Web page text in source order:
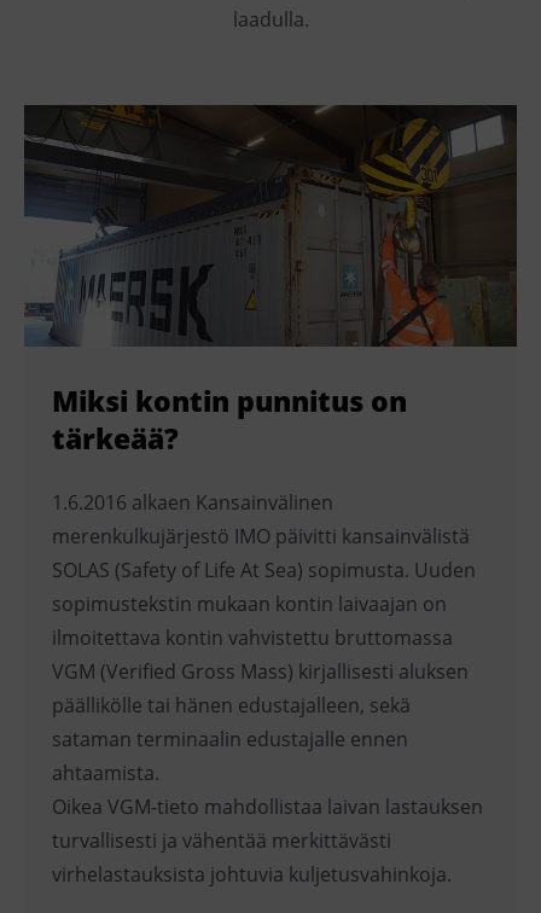
laadulla.
Miksi kontin punnitus on
tärkeää?
1.6.2016 alkaen Kansainvälinen
merenkulkujärjestö IMO päivitti kansainvälistä
SOLAS (Safety of Life At Sea) sopimusta. Uuden
sopimustekstin mukaan kontin laivaajan on
ilmoitettava kontin vahvistettu bruttomassa
VGM (Verified Gross Mass) kirjallisesti aluksen
päällikölle tai hänen edustajalleen, sekä
sataman terminaalin edustajalle ennen
ahtaamista.
Oikea VGM-tieto mahdollistaa laivan lastauksen
turvallisesti ja vähentää merkittävästi
virhelastauksista johtuvia kuljetusvahinkoja.